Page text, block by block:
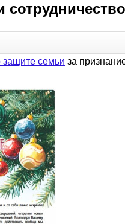
сотрудничество
защите семьи за